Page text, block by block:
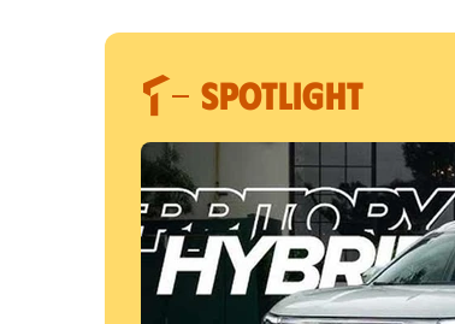
SPOTLIGHT